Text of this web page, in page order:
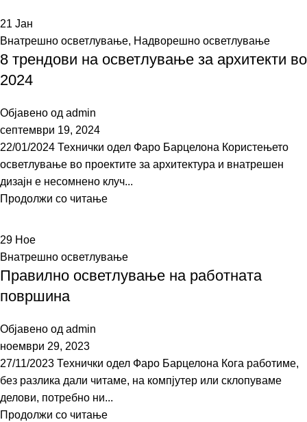
21 Јан
Внатрешно осветлување, Надворешно осветлување
8 трендови на осветлување за архитекти во
2024
Објавено од admin
септември 19, 2024
22/01/2024 Технички одел Фаро Барцелона Користењето
осветлување во проектите за архитектура и внатрешен
дизајн е несомнено клуч...
Продолжи со читање
29 Ное
Внатрешно осветлување
Правилно осветлување на работната
површина
Објавено од admin
ноември 29, 2023
27/11/2023 Технички одел Фаро Барцелона Кога работиме,
без разлика дали читаме, на компјутер или склопуваме
делови, потребно ни...
Продолжи со читање